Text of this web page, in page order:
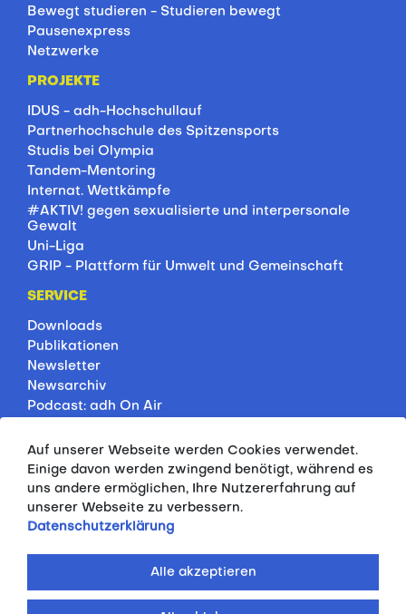
Bewegt studieren - Studieren bewegt
Pausenexpress
Netzwerke
PROJEKTE
IDUS - adh-Hochschullauf
Partnerhochschule des Spitzensports
Studis bei Olympia
Tandem-Mentoring
Internat. Wettkämpfe
#AKTIV! gegen sexualisierte und interpersonale
Gewalt
Uni-Liga
GRIP - Plattform für Umwelt und Gemeinschaft
SERVICE
Downloads
Publikationen
Newsletter
Newsarchiv
Podcast: adh On Air
Rankings
Servicepartner
HSP-Onlinekurse
Auf unserer Webseite werden Cookies verwendet.
Einige davon werden zwingend benötigt, während es
uns andere ermöglichen, Ihre Nutzererfahrung auf
unserer Webseite zu verbessern.
Datenschutzerklärung
Alle akzeptieren